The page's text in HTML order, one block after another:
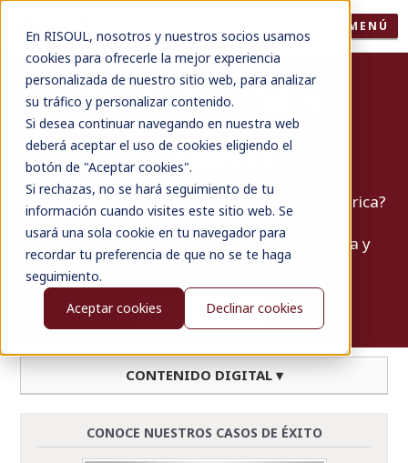
En RISOUL, nosotros y nuestros socios usamos
cookies para ofrecerle la mejor experiencia
personalizada de nuestro sitio web, para analizar
su tráfico y personalizar contenido.
Si desea continuar navegando en nuestra web
deberá aceptar el uso de cookies eligiendo el
botón de "Aceptar cookies".
Si rechazas, no se hará seguimiento de tu
información cuando visites este sitio web. Se
usará una sola cookie en tu navegador para
recordar tu preferencia de que no se te haga
seguimiento.
Aceptar cookies
Declinar cookies
MENÚ
Distribución y
Potencia
¿Interesado en la distribución y potencia eléctrica?
Únete a nosotros para recibir las últimas
actualizaciones y consejos. ¡Suscríbete ahora y
mantente informado!
SUSCRÍBETE
CONTENIDO DIGITAL ▾
CONOCE NUESTROS CASOS DE ÉXITO